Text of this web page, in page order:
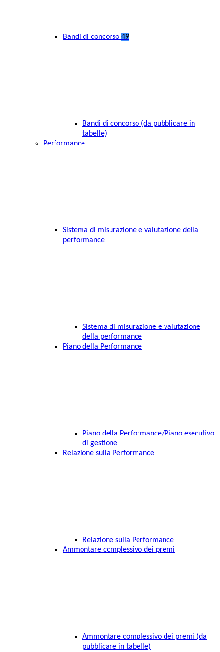
Bandi di concorso 49
Bandi di concorso (da pubblicare in
tabelle)
Performance
Sistema di misurazione e valutazione della
performance
Sistema di misurazione e valutazione
della performance
Piano della Performance
Piano della Performance/Piano esecutivo
di gestione
Relazione sulla Performance
Relazione sulla Performance
Ammontare complessivo dei premi
Ammontare complessivo dei premi (da
pubblicare in tabelle)